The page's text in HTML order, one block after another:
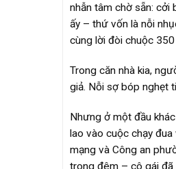
nhẫn tâm chờ sẵn: cởi
ấy – thứ vốn là nỗi
cùng lời đòi chuộc
Trong căn nhà kia,
giả. Nỗi sợ bóp nghẹt
Nhưng ở một đầu
lao vào cuộc chạy
mạng và Công an
trong đêm – cô gái đã